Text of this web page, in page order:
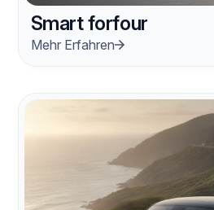
Smart forfour
Mehr Erfahren